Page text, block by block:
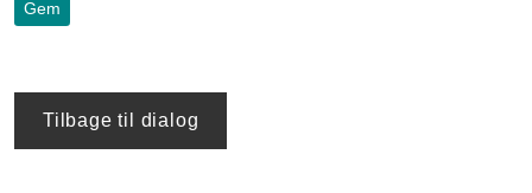
Tilbage til dialog